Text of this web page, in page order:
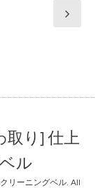
取り] 仕上
ル
リーニングベル. All